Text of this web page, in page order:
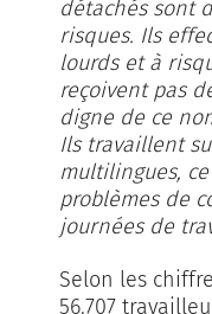
détachés sont
risques. Ils
lourds et à
reçoivent pas
digne de ce
Ils travaillent
multilingues,
problèmes de
journées de
Selon les
56.707